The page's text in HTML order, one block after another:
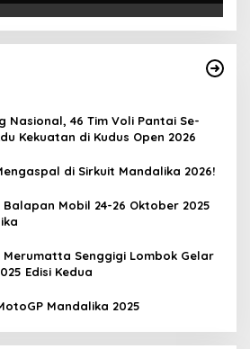
Nasional, 46 Tim Voli Pantai Se-
Kekuatan di Kudus Open 2026
di Sirkuit Mandalika 2026!
Mobil 24-26 Oktober 2025
Merumatta Senggigi Lombok Gelar
Edisi Kedua
Mandalika 2025